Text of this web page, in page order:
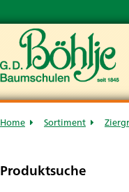
Home Sortiment
Produktsuche